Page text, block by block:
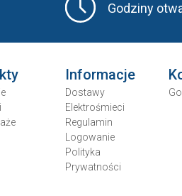
Godziny
Informacje
Dostawy
Elektrośmieci
Regulamin
Logowanie
Polityka
Prywatności